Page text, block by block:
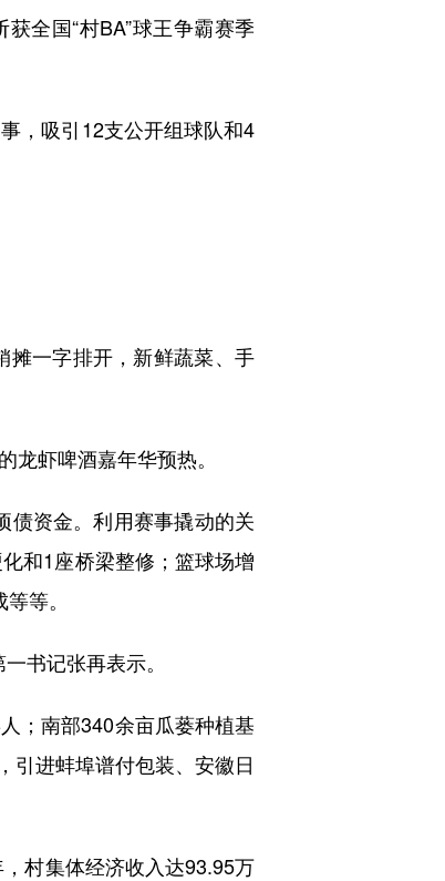
全国“村BA”球王争霸赛季
，吸引12支公开组球队和4
一字排开，新鲜蔬菜、手
虾啤酒嘉年华预热。
资金。利用赛事撬动的关
和1座桥梁整修；篮球场增
等。
书记张再表示。
；南部340余亩瓜蒌种植基
引进蚌埠谱付包装、安徽日
村集体经济收入达93.95万